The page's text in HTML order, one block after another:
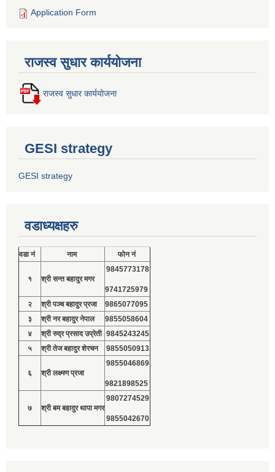
Application Form
राजस्व सुधार कार्ययोजना
राजस्व सुधार कार्ययोजना
GESI strategy
GESI strategy
वडाध्यक्षहरु
वडा नं नाम फोन नं
१ श्री सन्त बहादुर मगर
9845773178
9741725979
२
श्री पञ्च बहादुर प्रजा
9865077095
३
श्री नर बहादुर नेपाल
9855058604
४
श्री रुद्र प्रसाद उप्रेती 9845243245
५
श्री तेज बहादुर शेरचन 9855050913
६ श्री लक्ष्मण प्रजा
9855046869
9821898525
७ श्री बम बहादुर थापा मगर
9807274529
9855042670